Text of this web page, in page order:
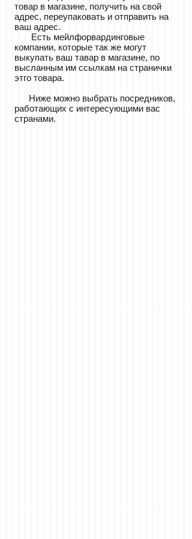
товар в магазине, получить на свой
адрес, переупаковать и отправить на
ваш адрес.
Есть мейлфорвардинговые
компании, которые так же могут
выкупать ваш тавар в магазине, по
высланным им ссылкам на странички
этго товара.
Ниже можно выбрать посредников,
работающих с интересующими вас
странами.